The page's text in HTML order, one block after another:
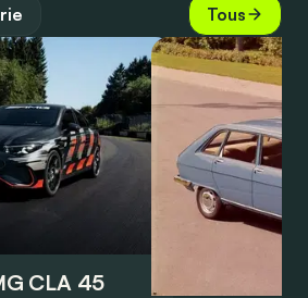
Tous
CLA 45